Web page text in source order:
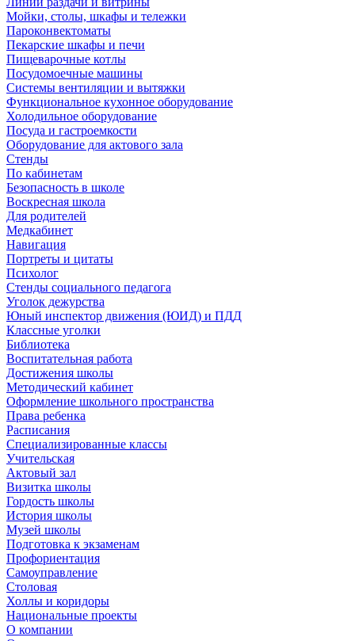
Мойки, столы, шкафы и тележки
Пароконвектоматы
Пекарские шкафы и печи
Пищеварочные котлы
Посудомоечные машины
Системы вентиляции и вытяжки
Функциональное кухонное оборудование
Холодильное оборудование
Посуда и гастроемкости
Оборудование для актового зала
Стенды
По кабинетам
Безопасность в школе
Воскресная школа
Для родителей
Медкабинет
Навигация
Портреты и цитаты
Психолог
Стенды социального педагога
Уголок дежурства
Юный инспектор движения (ЮИД) и ПДД
Классные уголки
Библиотека
Воспитательная работа
Достижения школы
Методический кабинет
Оформление школьного пространства
Права ребенка
Расписания
Специализированные классы
Учительская
Актовый зал
Визитка школы
Гордость школы
История школы
Музей школы
Подготовка к экзаменам
Профориентация
Самоуправление
Столовая
Холлы и коридоры
Национальные проекты
О компании